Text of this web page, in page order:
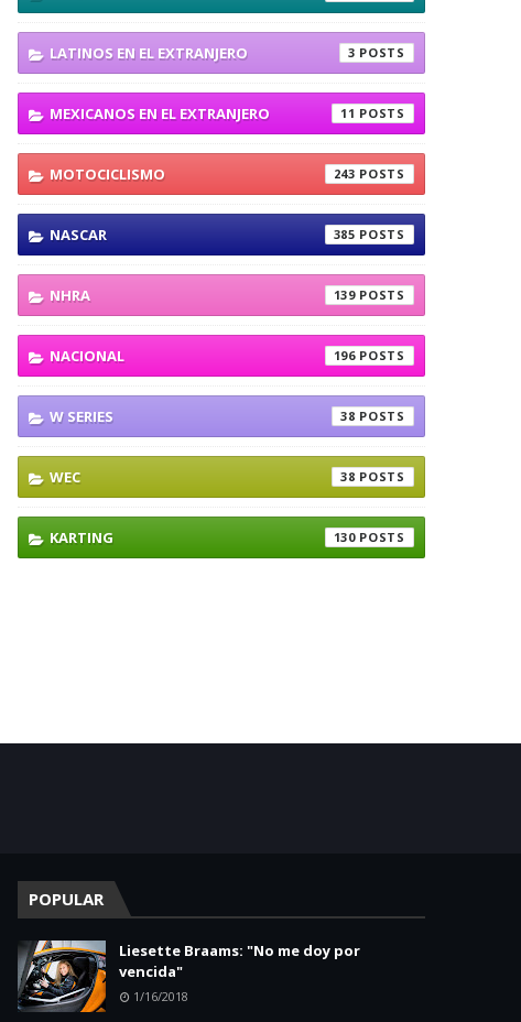
LATINOS EN EL EXTRANJERO 3
MEXICANOS EN EL EXTRANJERO 11
MOTOCICLISMO 243
NASCAR 385
NHRA 139
NACIONAL 196
W SERIES 38
WEC 38
KARTING 130
POPULAR
Liesette Braams: "No me doy por
vencida"
1/16/2018